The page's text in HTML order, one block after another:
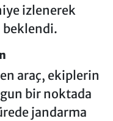
izlenerek
beklendi.
araç, ekiplerin
bir noktada
jandarma